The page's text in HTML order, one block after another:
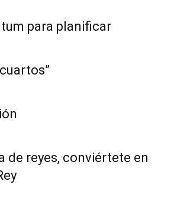
para planificar
de reyes, conviértete en